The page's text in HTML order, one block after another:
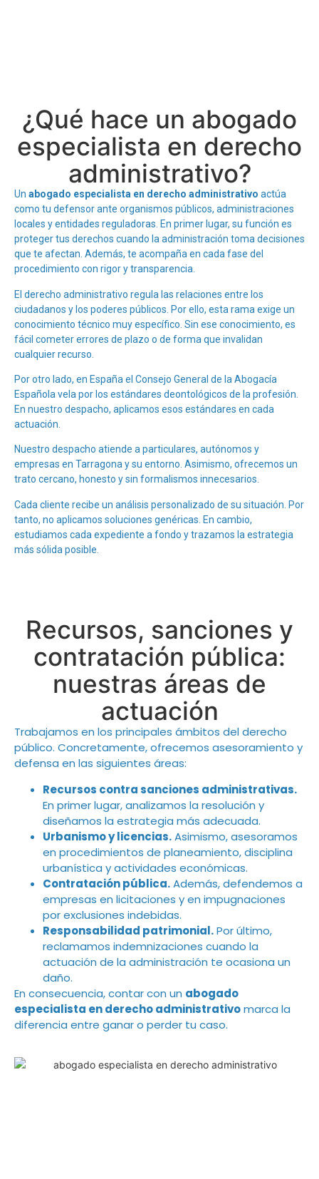
¿Qué hace un abogado
especialista en derecho
administrativo?
Un abogado especialista en derecho administrativo actúa
como tu defensor ante organismos públicos, administraciones
locales y entidades reguladoras. En primer lugar, su función es
proteger tus derechos cuando la administración toma decisiones
que te afectan. Además, te acompaña en cada fase del
procedimiento con rigor y transparencia.
El derecho administrativo regula las relaciones entre los
ciudadanos y los poderes públicos. Por ello, esta rama exige un
conocimiento técnico muy específico. Sin ese conocimiento, es
fácil cometer errores de plazo o de forma que invalidan
cualquier recurso.
Por otro lado, en España el Consejo General de la Abogacía
Española vela por los estándares deontológicos de la profesión.
En nuestro despacho, aplicamos esos estándares en cada
actuación.
Nuestro despacho atiende a particulares, autónomos y
empresas en Tarragona y su entorno. Asimismo, ofrecemos un
trato cercano, honesto y sin formalismos innecesarios.
Cada cliente recibe un análisis personalizado de su situación. Por
tanto, no aplicamos soluciones genéricas. En cambio,
estudiamos cada expediente a fondo y trazamos la estrategia
más sólida posible.
Recursos, sanciones y
contratación pública:
nuestras áreas de
actuación
Trabajamos en los principales ámbitos del derecho
público. Concretamente, ofrecemos asesoramiento y
defensa en las siguientes áreas:
Recursos contra sanciones administrativas.
En primer lugar, analizamos la resolución y
diseñamos la estrategia más adecuada.
Urbanismo y licencias.Asimismo, asesoramos
en procedimientos de planeamiento, disciplina
urbanística y actividades económicas.
Contratación pública.Además, defendemos a
empresas en licitaciones y en impugnaciones
por exclusiones indebidas.
Responsabilidad patrimonial.Por último,
reclamamos indemnizaciones cuando la
actuación de la administración te ocasiona un
daño.
En consecuencia, contar con un abogado
especialista en derecho administrativomarca la
diferencia entre ganar o perder tu caso.